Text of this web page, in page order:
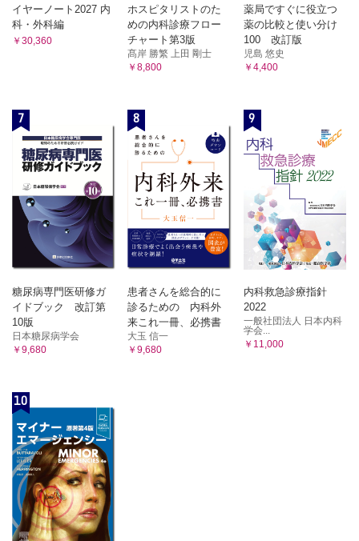
イヤーノート2027 内
科・外科編
￥30,360
ホスピタリストのた
めの内科診療フロー
チャート第3版
髙岸 勝繁 上田 剛士
￥8,800
薬局ですぐに役立つ
薬の比較と使い分け
100 改訂版
児島 悠史
￥4,400
7
糖尿病専門医研修ガ
イドブック 改訂第
10版
日本糖尿病学会
￥9,680
8
患者さんを総合的に
診るための 内科外
来これ一冊、必携書
大玉 信一
￥9,680
9
内科救急診療指針
2022
一般社団法人 日本内科
学会...
￥11,000
10